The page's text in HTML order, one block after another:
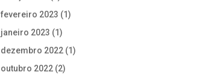
fevereiro 2023 (1)
janeiro 2023 (1)
dezembro 2022 (1)
outubro 2022 (2)